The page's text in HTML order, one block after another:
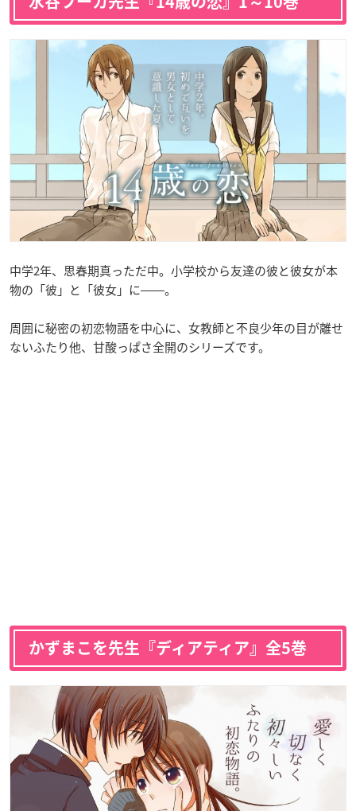
中学2年、思春期真っただ中。小学校から友達の彼と彼女が本
物の「彼」と「彼女」に――。
周囲に秘密の初恋物語を中心に、女教師と不良少年の目が離せ
ないふたり他、甘酸っぱさ全開のシリーズです。
かずまこを先生『ディアティア』全5巻